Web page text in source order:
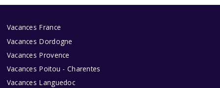
Vacances France
Vacances Dordogne
Vacances Provence
Vacances Poitou - Charentes
Vacances Languedoc